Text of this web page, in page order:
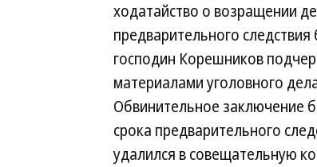
ходатайство о возращении
предварительного
господин Корешников
материалами уголовного
Обвинительное заключение
срока предварительного
удалился в совещательную